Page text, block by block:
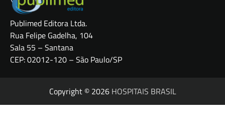
Publimed Editora Ltda.
Rua Felipe Gadelha, 104
Sala 55 – Santana
CEP: 02012-120 – São Paulo/SP
Copyright © 2026 HOSPITAIS BRASIL